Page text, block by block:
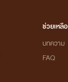
ช่วยเหลือ
บทความ
FAQ